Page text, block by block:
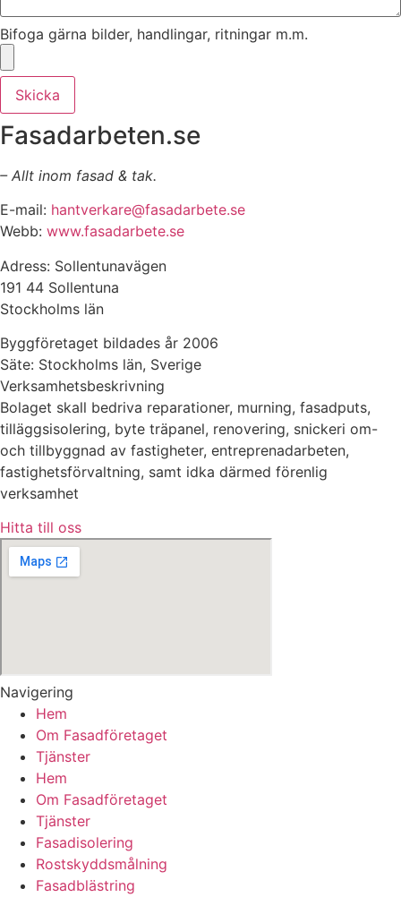
Bifoga gärna bilder, handlingar, ritningar m.m.
Skicka
Fasadarbeten.se
– Allt inom fasad & tak.
E-mail: hantverkare@fasadarbete.se
Webb: www.fasadarbete.se
Adress: Sollentunavägen
191 44 Sollentuna
Stockholms län
Byggföretaget bildades år 2006
Säte: Stockholms län, Sverige
Verksamhetsbeskrivning
Bolaget skall bedriva reparationer, murning, fasadputs,
tilläggsisolering, byte träpanel, renovering, snickeri om-
och tillbyggnad av fastigheter, entreprenadarbeten,
fastighetsförvaltning, samt idka därmed förenlig
verksamhet
Hitta till oss
Navigering
Hem
Om Fasadföretaget
Tjänster
Hem
Om Fasadföretaget
Tjänster
Fasadisolering
Rostskyddsmålning
Fasadblästring